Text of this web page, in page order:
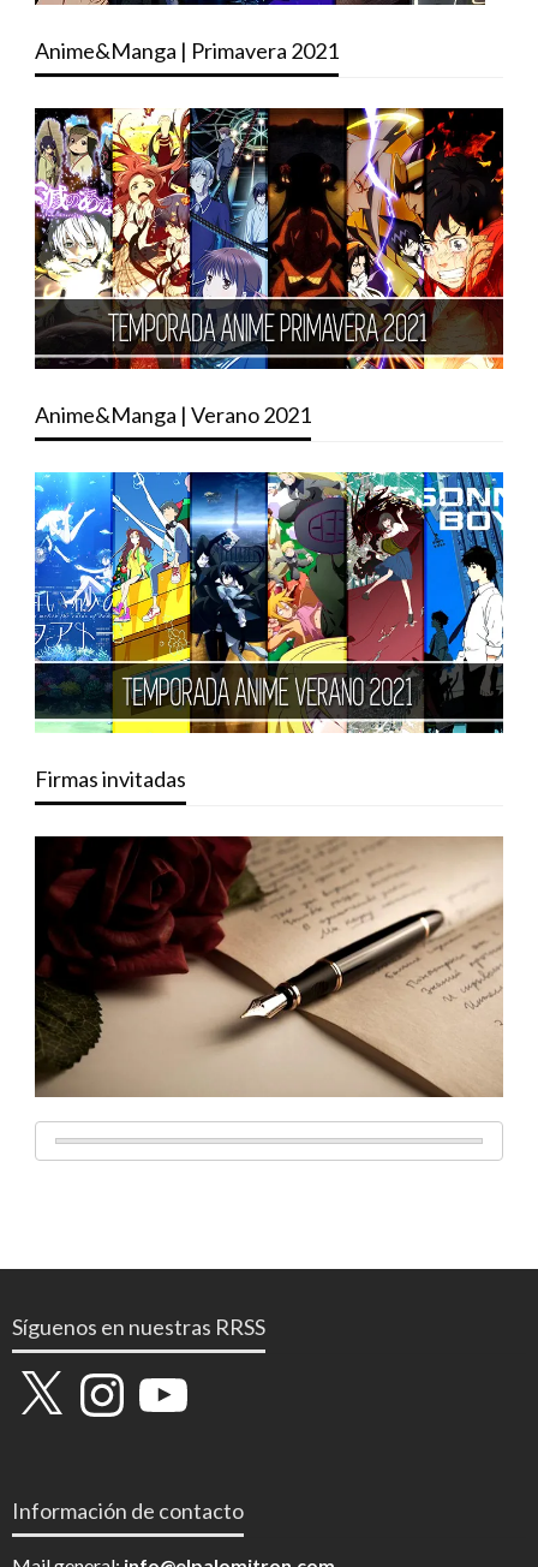
Anime&Manga | Primavera 2021
Anime&Manga | Verano 2021
Firmas invitadas
Síguenos en nuestras RRSS
X InstagramYouTube
Información de contacto